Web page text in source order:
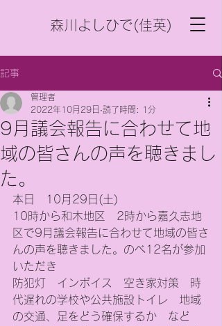
森川よしひで(佳英)
記事
9月議会報告に合わせて地
域の皆さんの声を聴きまし
た。
管理者
2022年10月29日 読了時間: 1分
本日　10月29日(土)
10時から和木地区　2時から嘉久志地
区で9月議会報告に合わせて地域の皆さ
んの声を聴きました。のべ12名が参加
いただき
防犯灯　インボイス　空き家対策　時
代遅れの学校や公共施設トイレ　地域
の交通、足をどう確保するか　など